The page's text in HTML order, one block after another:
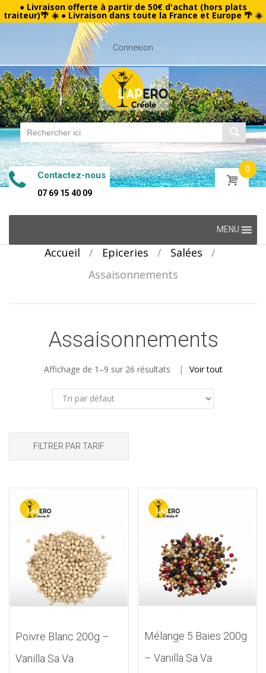
● Livraison offerte à partir de 50€ d'achat (hors plats
traiteur)🌴 ☀️ ● Livraison dans toute la France et Europe 🌴 ☀️
Connexion
Contactez-nous
07 69 15 40 09
0
MENU
Accueil / Epiceries / Salées
/
Assaisonnements
Assaisonnements
Affichage de 1–9 sur 26 résultats Voir tout
FILTRER PAR TARIF
Poivre Blanc 200g –
Vanilla Sa Va
Mélange 5 Baies 200g
– Vanilla Sa Va